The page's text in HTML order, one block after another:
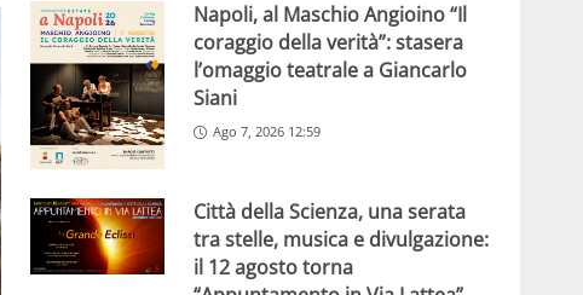
Napoli, al Maschio Angioino “Il
coraggio della verità”: stasera
l’omaggio teatrale a Giancarlo
Siani
Ago 7, 2026 12:59
Città della Scienza, una serata
tra stelle, musica e divulgazione:
il 12 agosto torna